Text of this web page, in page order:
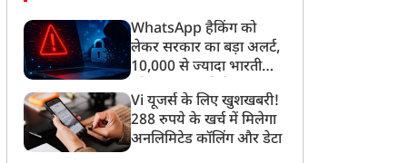
WhatsApp हैकिंग को
लेकर सरकार का बड़ा अलर्ट,
10,000 से ज्यादा भारतीयों
गया
Vi यूजर्स के लिए खुशखबरी!
288 रुपये के खर्च में मिलेगा
अनलिमिटेड कॉलिंग और डेटा